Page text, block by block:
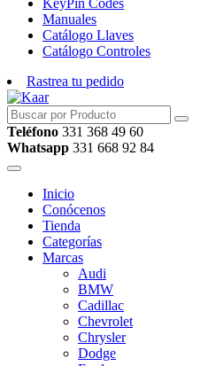
KeyPin Codes
Manuales
Catálogo Llaves
Catálogo Controles
Rastrea tu pedido
Teléfono 331 368 49 60
Whatsapp 331 668 92 84
Inicio
Conócenos
Tienda
Categorías
Marcas
Audi
BMW
Cadillac
Chevrolet
Chrysler
Dodge